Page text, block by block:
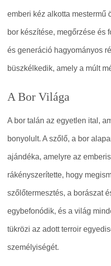
emberi kéz alkotta mestermű
bor készítése, megőrzése és
és generáció hagyományos
büszkélkedik, amely a múlt
A Bor Világa
A bor talán az egyetlen ital,
bonyolult. A szőlő, a bor
ajándéka, amelyre az
rákényszerítette, hogy
szőlőtermesztés, a borászat
egybefonódik, és a világ
tükrözi az adott terroir
személyiségét.